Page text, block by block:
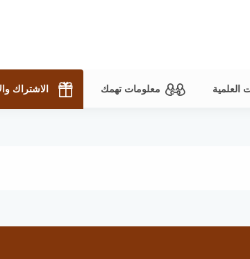
العلمية معلومات تهمك الاشتراك